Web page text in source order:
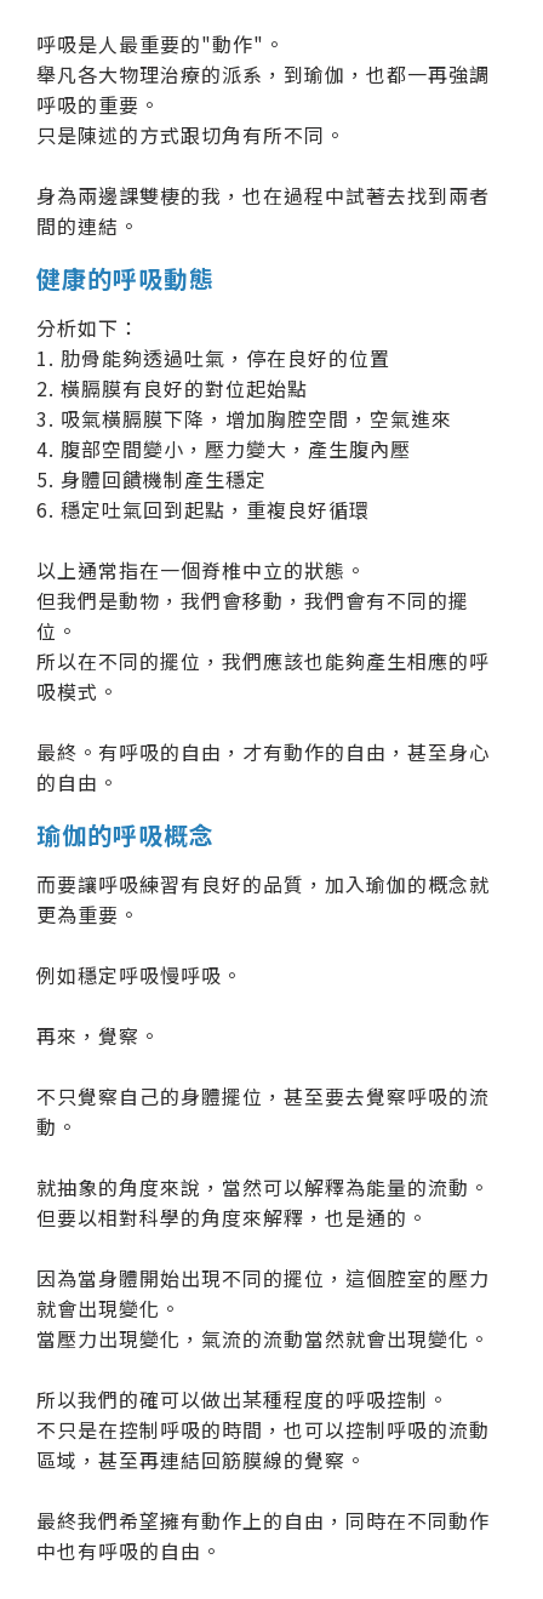
呼吸是人最重要的"動作"。
舉凡各大物理治療的派系，到瑜伽，也都一再強調
呼吸的重要。
只是陳述的方式跟切角有所不同。
身為兩邊課雙棲的我，也在過程中試著去找到兩者
間的連結。
健康的呼吸動態
分析如下：
1. 肋骨能夠透過吐氣，停在良好的位置
2. 橫膈膜有良好的對位起始點
3. 吸氣橫膈膜下降，增加胸腔空間，空氣進來
4. 腹部空間變小，壓力變大，產生腹內壓
5. 身體回饋機制產生穩定
6. 穩定吐氣回到起點，重複良好循環
以上通常指在一個脊椎中立的狀態。
但我們是動物，我們會移動，我們會有不同的擺
位。
所以在不同的擺位，我們應該也能夠產生相應的呼
吸模式。
最終。有呼吸的自由，才有動作的自由，甚至身心
的自由。
瑜伽的呼吸概念
而要讓呼吸練習有良好的品質，加入瑜伽的概念就
更為重要。
例如穩定呼吸慢呼吸。
再來，覺察。
不只覺察自己的身體擺位，甚至要去覺察呼吸的流
動。
就抽象的角度來說，當然可以解釋為能量的流動。
但要以相對科學的角度來解釋，也是通的。
因為當身體開始出現不同的擺位，這個腔室的壓力
就會出現變化。
當壓力出現變化，氣流的流動當然就會出現變化。
所以我們的確可以做出某種程度的呼吸控制。
不只是在控制呼吸的時間，也可以控制呼吸的流動
區域，甚至再連結回筋膜線的覺察。
最終我們希望擁有動作上的自由，同時在不同動作
中也有呼吸的自由。